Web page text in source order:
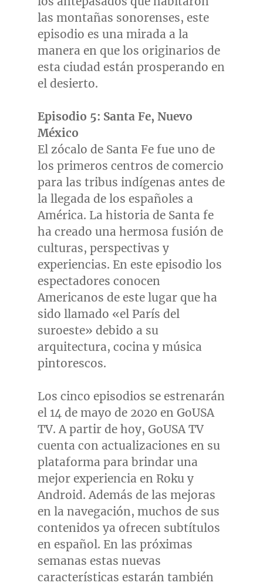
las montañas sonorenses, este
episodio es una mirada a la
manera en que los originarios de
esta ciudad están prosperando en
el desierto.
Episodio 5: Santa Fe, Nuevo
México
El zócalo de Santa Fefue uno de
los primeros centros de comercio
para las tribus indígenas antes de
la llegada de los españoles a
América. La historia de Santa fe
ha creado una hermosa fusión de
culturas, perspectivas y
experiencias. En este episodio los
espectadores conocen
Americanos de este lugar que ha
sido llamado «el París del
suroeste» debido a su
arquitectura, cocina y música
pintorescos.
Los cinco episodios se estrenarán
el 14 de mayo de 2020 en GoUSA
TV. A partir de hoy, GoUSA TV
cuenta con actualizaciones en su
plataforma para brindar una
mejor experiencia en Roku y
Android. Además de las mejoras
en la navegación, muchos de sus
contenidos ya ofrecen subtítulos
en español. En las próximas
semanas estas nuevas
características estarán también